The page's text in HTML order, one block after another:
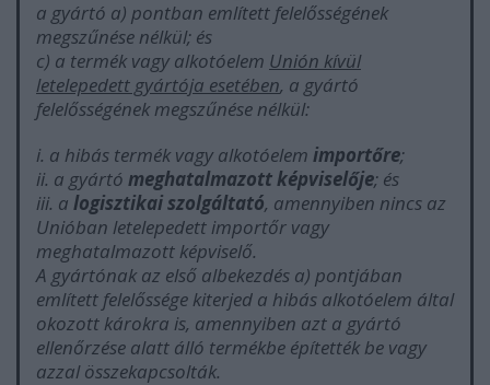
a gyártó a) pontban említett felelősségének
megszűnése nélkül; és
c) a termék vagy alkotóelem Unión kívül
letelepedett gyártója esetében, a gyártó
felelősségének megszűnése nélkül:
i. a hibás termék vagy alkotóelem importőre;
ii. a gyártó meghatalmazott képviselője; és
iii. a logisztikai szolgáltató, amennyiben nincs az
Unióban letelepedett importőr vagy
meghatalmazott képviselő.
A gyártónak az első albekezdés a) pontjában
említett felelőssége kiterjed a hibás alkotóelem által
okozott károkra is, amennyiben azt a gyártó
ellenőrzése alatt álló termékbe építették be vagy
azzal összekapcsolták.